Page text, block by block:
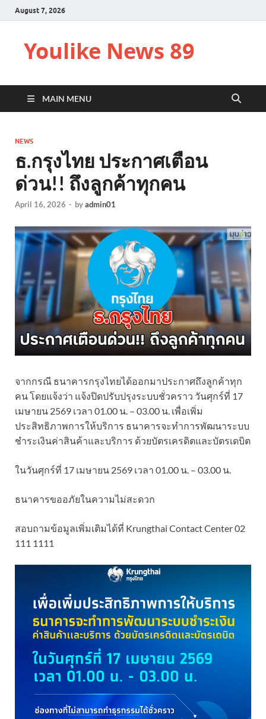
August 7, 2026
Youlike News 89
MAIN MENU
NEWS
ธ.กรุงไทย ประกาศเตือน
ด่วน!! ถึงลูกค้าทุกคน
April 16, 2026 - byadmin01
จากกรณี ธนาคารกรุงไทยได้ออกมาประกาศถึงลูกค้าทุก
คน โดยแจ้งว่า แจ้งปิดปรับปรุงระบบชั่วคราว วันศุกร์ที่ 17
เมษายน 2569 เวลา 01.00 น. – 03.00 น. เพื่อเพิ่ม
ประสิทธิภาพการให้บริการ ธนาคารจะทำการพัฒนาระบบ
ชำระเงินค่าสินค้าและบริการ ด้วยบัตรเครดิตและบัตรเดบิต
ในวันศุกร์ที่ 17 เมษายน 2569 เวลา 01.00 น. – 03.00 น.
ธนาคารขออภัยในความไม่สะดวก
สอบถามข้อมูลเพิ่มเติมได้ที่ Krungthai Contact Center 02
111 1111